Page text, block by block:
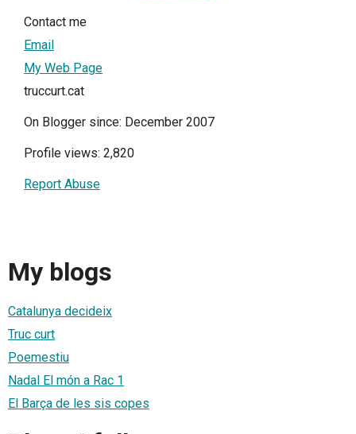
Contact me
Email
My Web Page
truccurt.cat
On Blogger since: December 2007
Profile views: 2,820
Report Abuse
My blogs
Catalunya decideix
Truc curt
Poemestiu
Nadal El món a Rac 1
El Barça de les sis copes